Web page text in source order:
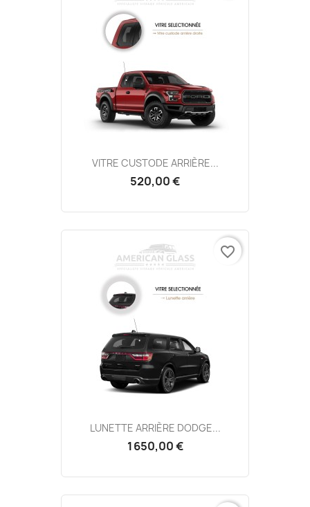
VITRE CUSTODE ARRIÈRE...
520,00 €
LUNETTE ARRIÈRE DODGE...
1 650,00 €
favorite_border